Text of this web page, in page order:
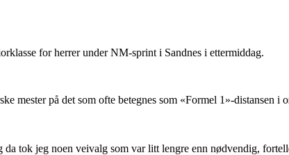
for herrer under NM-sprint i Sandnes i ettermiddag.
mester på det som ofte betegnes som «Formel 1»-distansen i
tok jeg noen veivalg som var litt lengre enn nødvendig,